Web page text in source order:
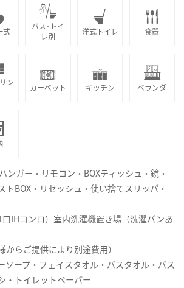
式
バス･トイ
レ別
洋式トイレ 食器
ン
カーペット キッチン ベランダ
ンガー・リモコン・BOXティッシュ・鏡・
トBOX・リセッシュ・使い捨てスリッパ・
IHコンロ）室内洗濯機置き場（洗濯パンあ
からご提供により別途費用）
ソープ・フェイスタオル・バスタオル・バス
・トイレットペーパー